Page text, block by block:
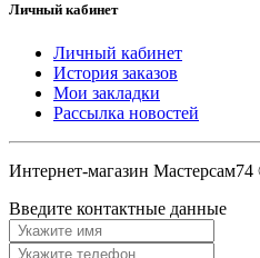
Личный кабинет
Личный кабинет
История заказов
Мои закладки
Рассылка новостей
Интернет-магазин
Введите контактные данные